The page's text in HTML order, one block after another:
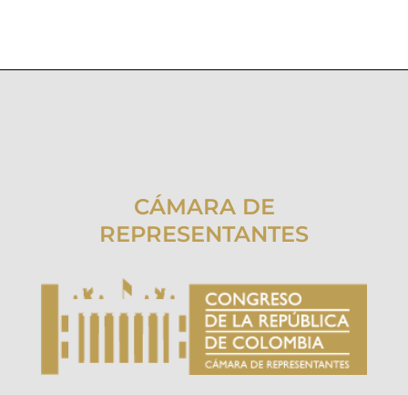
CÁMARA DE
REPRESENTANTES